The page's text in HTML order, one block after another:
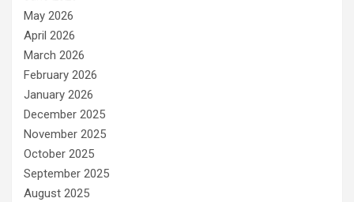
May 2026
April 2026
March 2026
February 2026
January 2026
December 2025
November 2025
October 2025
September 2025
August 2025